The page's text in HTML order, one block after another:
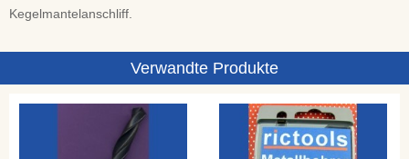
Kegelmantelanschliff.
Verwandte Produkte